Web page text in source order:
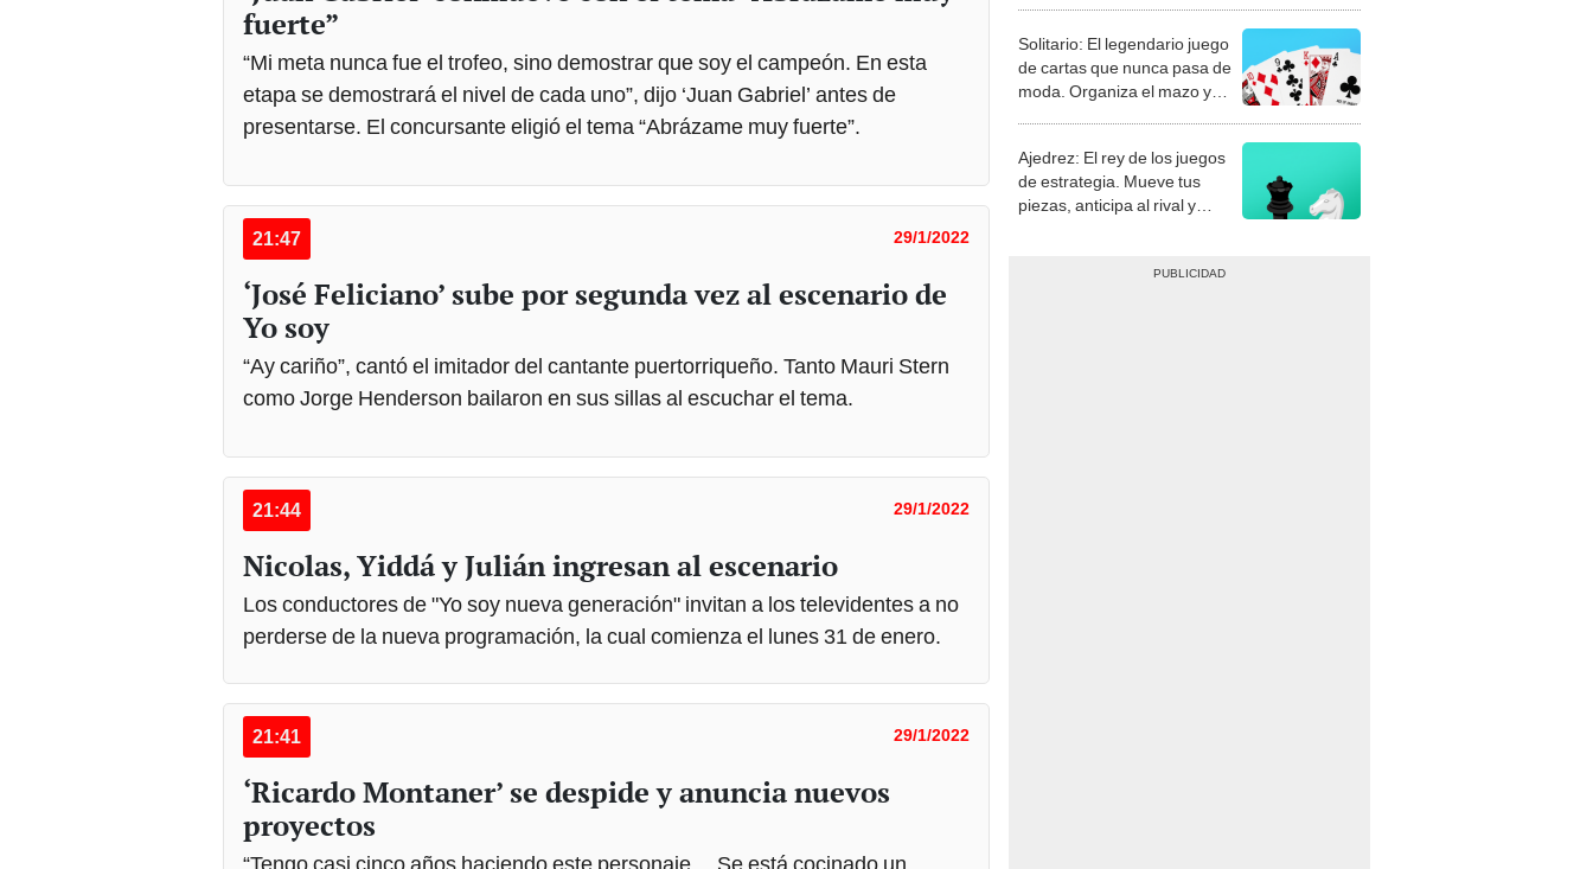
fuerte”
“Mi meta nunca fue el trofeo, sino demostrar que soy el campeón. En esta
etapa se demostrará el nivel de cada uno”, dijo ‘Juan Gabriel’ antes de
presentarse. El concursante eligió el tema “Abrázame muy fuerte”.
21:47 29/1/2022
‘José Feliciano’ sube por segunda vez al escenario de
Yo soy
“Ay cariño”, cantó el imitador del cantante puertorriqueño. Tanto Mauri Stern
como Jorge Henderson bailaron en sus sillas al escuchar el tema.
21:44 29/1/2022
Nicolas, Yiddá y Julián ingresan al escenario
Los conductores de "Yo soy nueva generación" invitan a los televidentes a no
perderse de la nueva programación, la cual comienza el lunes 31 de enero.
21:41 29/1/2022
‘Ricardo Montaner’ se despide y anuncia nuevos
proyectos
“Tengo casi cinco años haciendo este personaje… Se está cocinado un
Solitario: El legendario juego
de cartas que nunca pasa de
moda. Organiza el mazo y
Ajedrez: El rey de los juegos
de estrategia. Mueve tus
piezas, anticipa al rival y